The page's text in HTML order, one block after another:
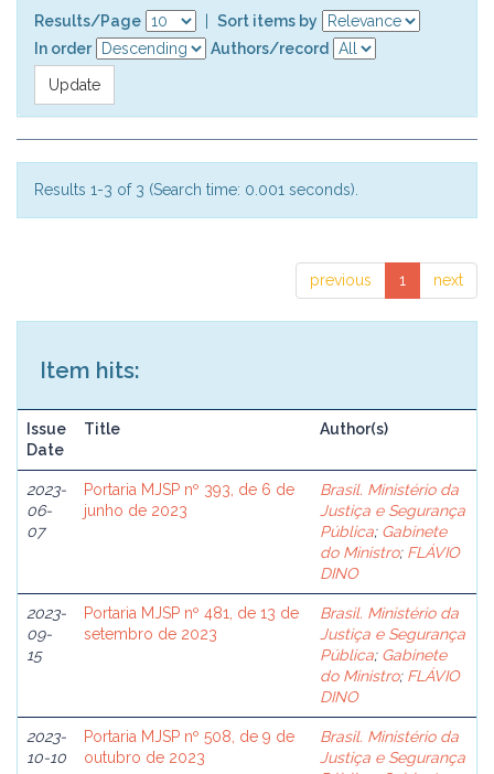
Results/Page
Sort items by
In order
Authors/record
Results 1-3 of 3 (Search time: 0.001 seconds).
previous 1 next
Item hits:
Issue
Date
Title Author(s)
2023-
06-
07
Portaria MJSP nº 393, de 6 de
junho de 2023
Brasil. Ministério da
Justiça e Segurança
Pública; Gabinete
do Ministro; FLÁVIO
DINO
2023-
09-
15
Portaria MJSP nº 481, de 13 de
setembro de 2023
Brasil. Ministério da
Justiça e Segurança
Pública; Gabinete
do Ministro; FLÁVIO
DINO
2023-
10-10
Portaria MJSP nº 508, de 9 de
outubro de 2023
Brasil. Ministério da
Justiça e Segurança